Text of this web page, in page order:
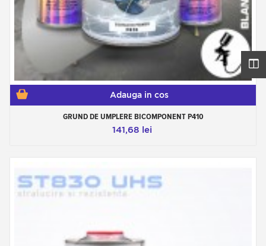
Adauga in cos
GRUND DE UMPLERE BICOMPONENT P410
141,68 lei